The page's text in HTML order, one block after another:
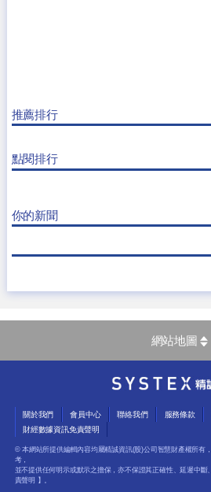
推薦排行
點閱排行
你的新聞
網站地圖
關於我們 會員中心 聯絡我們 服務條款
財經數據資訊免責聲明
© 本網站所提供編輯內容均屬精誠資訊(股)公司智慧財產權所有
考，
並不提供任何明示或默示之擔保，亦不保證其正確性、延遲中斷
責聲明 】。